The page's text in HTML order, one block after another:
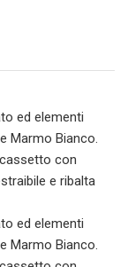
ed elementi
Marmo Bianco.
con
e ribalta
ed elementi
Marmo Bianco.